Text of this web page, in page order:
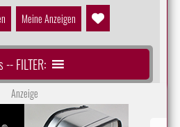
Meine Anzeigen
FILTER:
Anzeige